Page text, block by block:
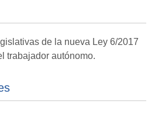
de la nueva Ley 6/2017
trabajador autónomo.